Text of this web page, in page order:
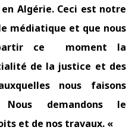
Algérie. Ceci est notre
médiatique et que nous
ce
moment la
de la justice et des
nous faisons
demandons le
et de nos travaux. «